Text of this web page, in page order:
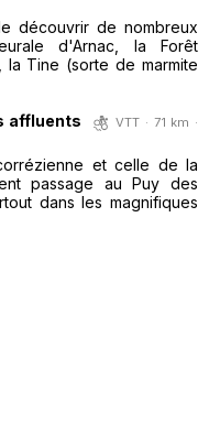
découvrir de nombreux
d'Arnac, la Forêt
la Tine (sorte de marmite
affluents
VTT · 71 km ·
et celle de la
passage au Puy des
dans les magnifiques